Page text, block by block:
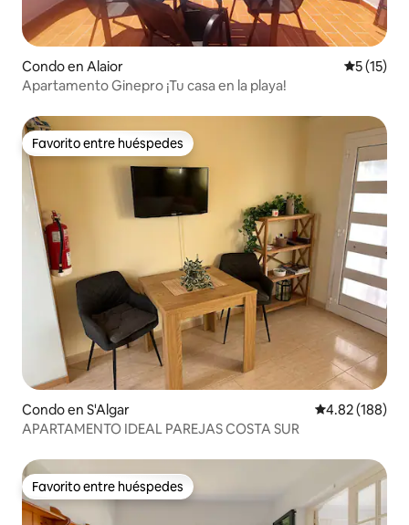
Condo en Alaior
5 (15)
Apartamento Ginepro ¡Tu casa en la playa!
Favorito entre huéspedes
Favorito entre huéspedes
Condo en S'Algar Calificación
4.82 (188)
APARTAMENTO IDEAL PAREJAS COSTA SUR
Favorito entre huéspedes
Favorito entre huéspedes